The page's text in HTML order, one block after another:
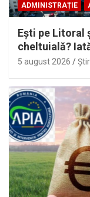
ADMINISTRAȚIE
Eşti pe Litoral
cheltuială?
5 august 2026